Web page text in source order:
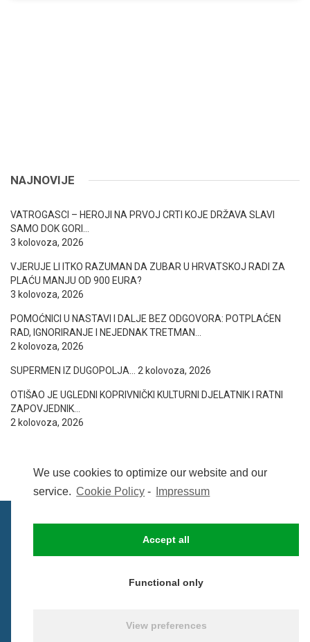
We use cookies to optimize our website and our
service. Cookie Policy - Impressum
Accept all
Functional only
View preferences
NAJNOVIJE
VATROGASCI – HEROJI NA PRVOJ CRTI KOJE DRŽAVA SLAVI
SAMO DOK GORI…
3 kolovoza, 2026
VJERUJE LI ITKO RAZUMAN DA ZUBAR U HRVATSKOJ RADI ZA
PLAĆU MANJU OD 900 EURA?
3 kolovoza, 2026
POMOĆNICI U NASTAVI I DALJE BEZ ODGOVORA: POTPLAĆEN
RAD, IGNORIRANJE I NEJEDNAK TRETMAN…
2 kolovoza, 2026
SUPERMEN IZ DUGOPOLJA… 2 kolovoza, 2026
OTIŠAO JE UGLEDNI KOPRIVNIČKI KULTURNI DJELATNIK I RATNI
ZAPOVJEDNIK…
2 kolovoza, 2026